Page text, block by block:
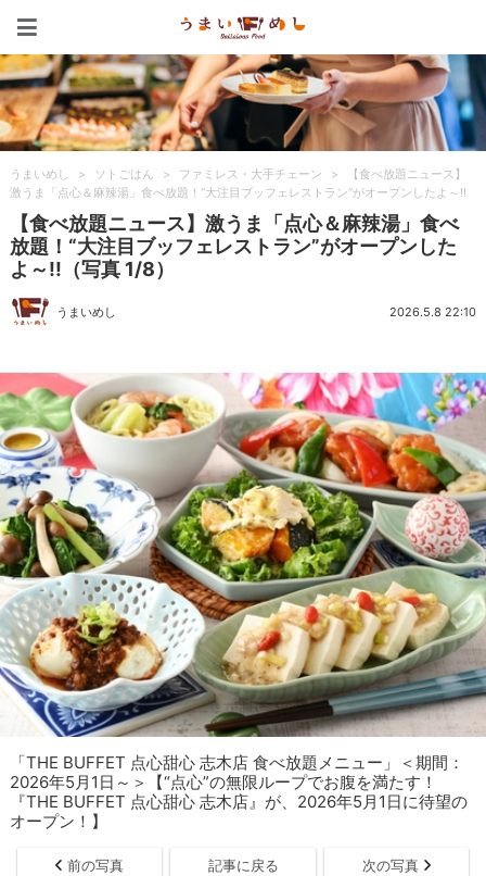
うまいめし > ソトごはん > ファミレス・大手チェーン >
【食べ放題ニュース】
激うま「点心＆麻辣湯」食べ放題！“大注目ブッフェレストラン”がオープンしたよ～!!
【食べ放題ニュース】激うま「点心＆麻辣湯」食べ
放題！“大注目ブッフェレストラン”がオープンした
よ～!!（写真 1/8）
うまいめし 2026.5.8 22:10
「THE BUFFET 点心甜心 志木店 食べ放題メニュー」＜期間：
2026年5月1日～＞【“点心”の無限ループでお腹を満たす！
『THE BUFFET 点心甜心 志木店』が、2026年5月1日に待望の
オープン！】
前の写真 記事に戻る 次の写真